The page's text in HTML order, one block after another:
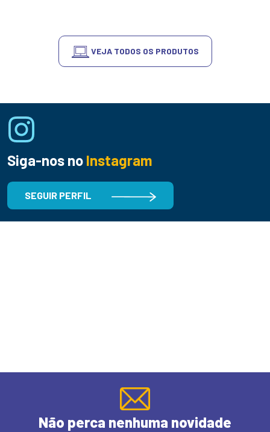
VEJA TODOS OS PRODUTOS
Siga-nos no Instagram
SEGUIR PERFIL
Não perca nenhuma novidade